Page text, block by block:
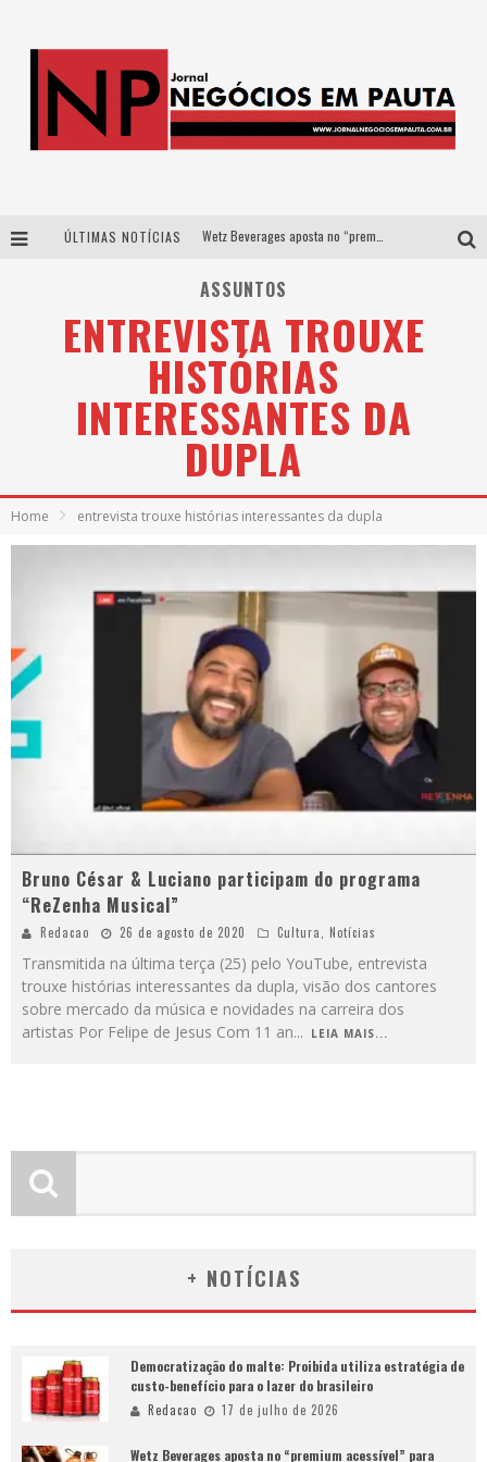
ÚLTIMAS NOTÍCIAS
Democratização do malte: Proibida utiliza estratégia de custo-benefício para o lazer do brasileiro
ASSUNTOS
ENTREVISTA TROUXE
HISTÓRIAS
INTERESSANTES DA
DUPLA
Home entrevista trouxe histórias interessantes da dupla
Bruno César & Luciano participam do programa
“ReZenha Musical”
Redacao 26 de agosto de 2020 Cultura, Notícias
Transmitida na última terça (25) pelo YouTube, entrevista
trouxe histórias interessantes da dupla, visão dos cantores
sobre mercado da música e novidades na carreira dos
artistas Por Felipe de Jesus Com 11 an... LEIA MAIS...
+ NOTÍCIAS
Democratização do malte: Proibida utiliza estratégia de
custo-benefício para o lazer do brasileiro
Redacao 17 de julho de 2026
Wetz Beverages aposta no “premium acessível” para